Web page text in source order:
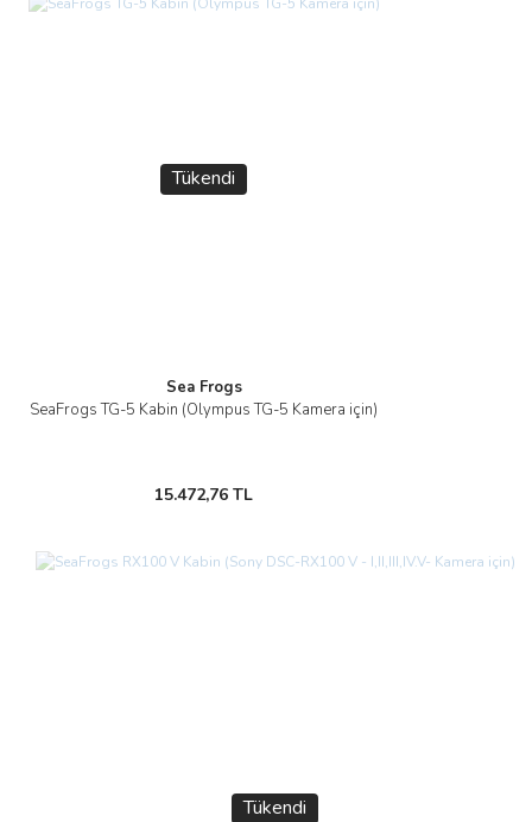
Tükendi
Sea Frogs
SeaFrogs TG-5 Kabin (Olympus TG-5 Kamera için)
15.472,76 TL
Tükendi